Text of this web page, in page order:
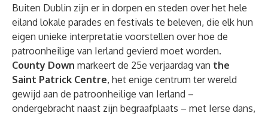
Buiten Dublin zijn er in dorpen en steden over het hele
eiland lokale parades en festivals te beleven, die elk hun
eigen unieke interpretatie voorstellen over hoe de
patroonheilige van Ierland gevierd moet worden.
County Down markeert de 25e verjaardag van the
Saint Patrick Centre, het enige centrum ter wereld
gewijd aan de patroonheilige van Ierland –
ondergebracht naast zijn begraafplaats – met Ierse dans,